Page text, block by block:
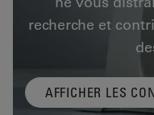
recherche et
AFFICHER LES